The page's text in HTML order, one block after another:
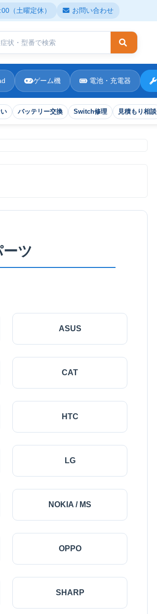
（土曜定休） お問い合わせ
検索
バッテリー交換 Switch修理 見積もり相談
ゲーム機 電池・充電器
ツ
ASUS
CAT
HTC
LG
NOKIA / MS
OPPO
SHARP